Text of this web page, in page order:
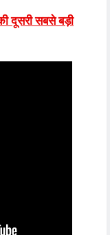
दूसरी सबसे बड़ी